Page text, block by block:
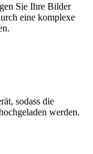
Sie Ihre Bilder
eine komplexe
sodass die
werden.